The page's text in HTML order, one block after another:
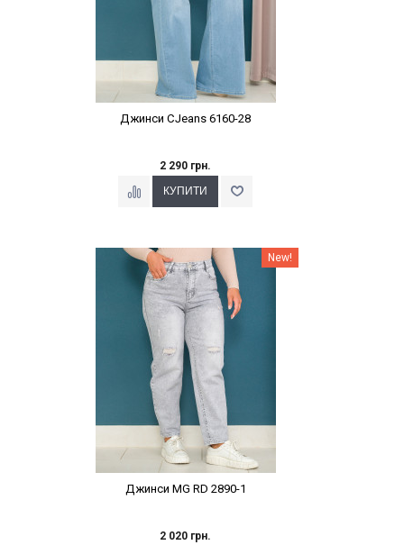
Джинси CJeans 6160-28
2 290 грн.
Наклейки Варіант з % New!
Джинси MG RD 2890-1
2 020 грн.